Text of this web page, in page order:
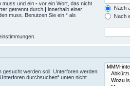
muss und ein - vor ein Wort, das nicht
getrennt durch | innerhalb einer
muss. Benutzen Sie ein * als
Nach
Nach
gesucht werden soll. Unterforen werden
durchsuchen“ unten nicht